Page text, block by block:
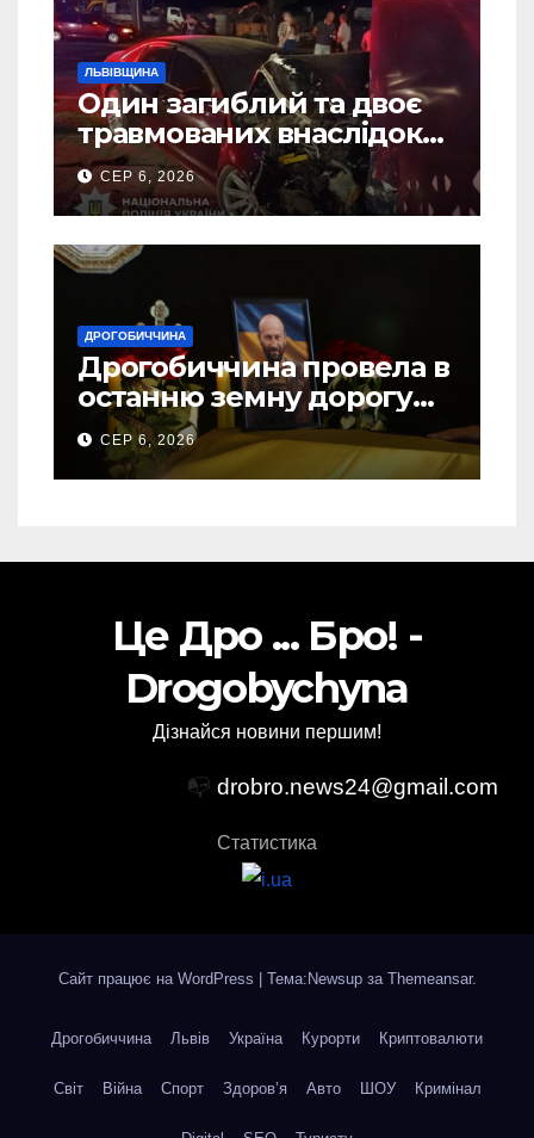
ЛЬВІВЩИНА
Один загиблий та двоє
травмованих внаслідок
ДТП на Самбірщині
СЕР 6, 2026
ДРОГОБИЧЧИНА
Дрогобиччина провела в
останню земну дорогу
свого Захисника – Олега
Торського
СЕР 6, 2026
Це Дро ... Бро! -
Drogobychyna
Дізнайся новини першим!
📭 drobro.news24@gmail.com
Статистика
Сайт працює на WordPress Тема:Newsup за Themeansar.
Дрогобиччина Львів Україна Курорти Криптовалюти
Світ Війна Спорт Здоров’я Авто ШОУ Кримінал